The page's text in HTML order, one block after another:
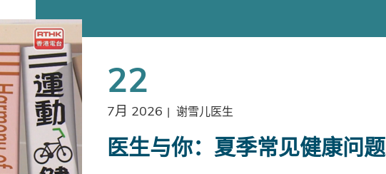
22
7月 2026 | 谢雪儿医生
医生与你：夏季常见健康问题